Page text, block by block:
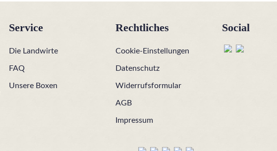
Service
Die Landwirte
FAQ
Unsere Boxen
Rechtliches
Cookie-Einstellungen
Datenschutz
Widerrufsformular
AGB
Impressum
Social